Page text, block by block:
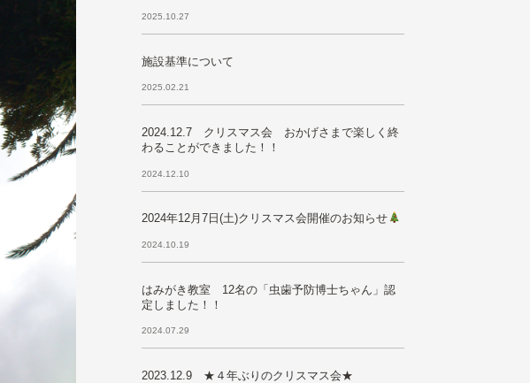
2025.10.27
施設基準について
2025.02.21
2024.12.7 クリスマス会 おかげさまで楽しく終
わることができました！！
2024.12.10
2024年12月7日(土)クリスマス会開催のお知らせ
2024.10.19
はみがき教室 12名の「虫歯予防博士ちゃん」認
定しました！！
2024.07.29
2023.12.9 ★４年ぶりのクリスマス会★